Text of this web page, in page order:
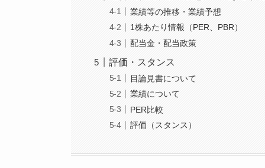
業績等の推移・業績予想
1株あたり情報（PER、PBR）
配当金・配当政策
評価・スタンス
目論見書について
業績について
PER比較
評価（スタンス）